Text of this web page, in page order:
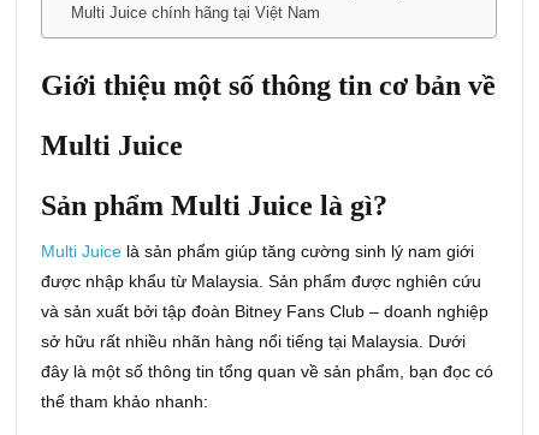
Multi Juice chính hãng tại Việt Nam
Giới thiệu một số thông tin cơ bản về
Multi Juice
Sản phẩm Multi Juice là gì?
Multi Juice là sản phẩm giúp tăng cường sinh lý nam giới
được nhập khẩu từ Malaysia. Sản phẩm được nghiên cứu
và sản xuất bởi tập đoàn Bitney Fans Club – doanh nghiệp
sở hữu rất nhiều nhãn hàng nổi tiếng tại Malaysia. Dưới
đây là một số thông tin tổng quan về sản phẩm, bạn đọc có
thể tham khảo nhanh: